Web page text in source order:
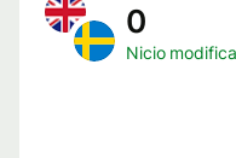
0
Nicio